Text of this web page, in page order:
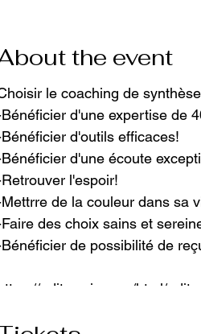
the event
le coaching de
d'une expertise de
d'outils efficaces!
d'une écoute
l'espoir!
de la couleur dans sa
des choix sains et
de possibilité de
editor.wix.com/html/